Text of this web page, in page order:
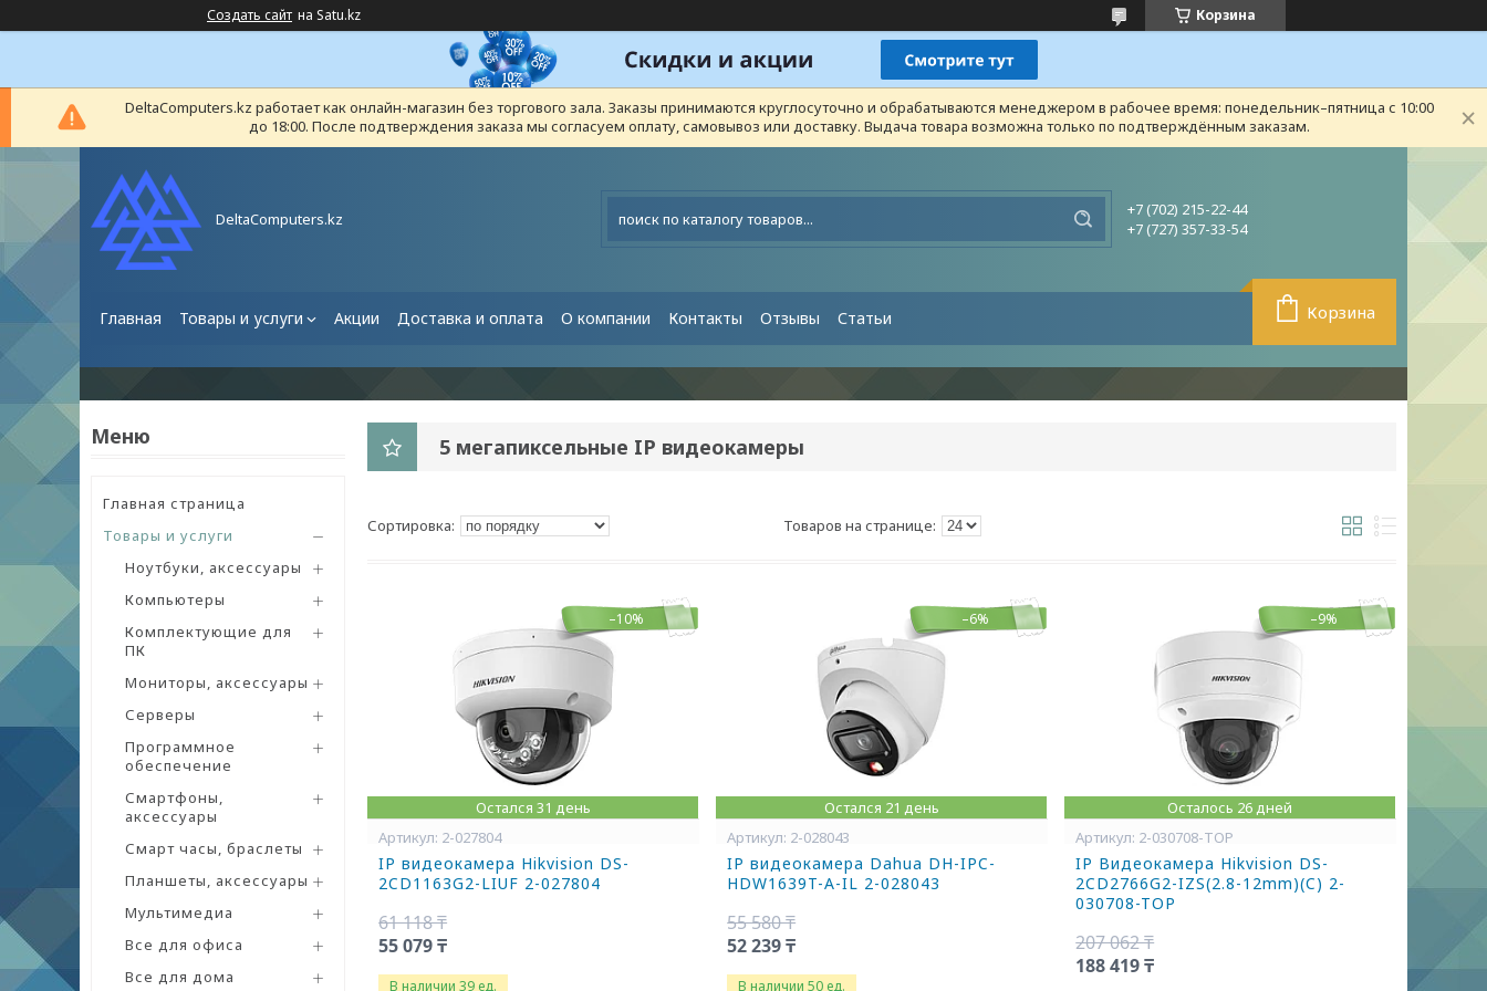
Создать сайт на Satu.kz Корзина
DeltaComputers.kz работает как онлайн-магазин без торгового зала. Заказы принимаются круглосуточно и обрабатываются менеджером в рабочее время: понедельник–пятница с 10:00
до 18:00. После подтверждения заказа мы согласуем оплату, самовывоз или доставку. Выдача товара возможна только по подтверждённым заказам.
DeltaComputers.kz
+7 (702) 215-22-44
+7 (727) 357-33-54
Главная Товары и услуги Акции Доставка и оплата О компании Контакты Отзывы Статьи Корзина
Главная страница
Товары и услуги
Ноутбуки, аксессуары
Компьютеры
Комплектующие для
ПК
Мониторы, аксессуары
Серверы
Программное
обеспечение
Смартфоны,
аксессуары
Смарт часы, браслеты
Планшеты, аксессуары
Мультимедиа
Все для офиса
Все для дома
5 мегапиксельные IP видеокамеры
–10%
Остался 31 день
2-027804
IP видеокамера Hikvision DS-
2CD1163G2-LIUF 2-027804
61 118 ₸
55 079 ₸
В наличии 39 ед.
–6%
Остался 21 день
2-028043
IP видеокамера Dahua DH-IPC-
HDW1639T-A-IL 2-028043
55 580 ₸
52 239 ₸
В наличии 50 ед.
–9%
Осталось 26 дней
2-030708-TOP
IP Видеокамера Hikvision DS-
2CD2766G2-IZS(2.8-12mm)(C) 2-
030708-TOP
207 062 ₸
188 419 ₸